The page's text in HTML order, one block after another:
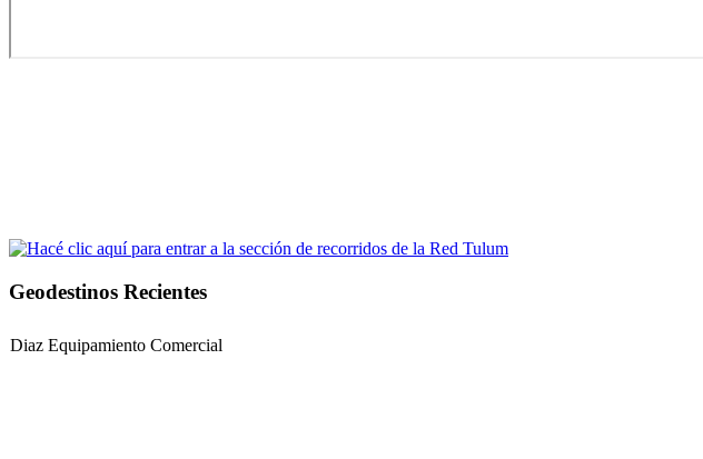
Geodestinos Recientes
Diaz Equipamiento Comercial